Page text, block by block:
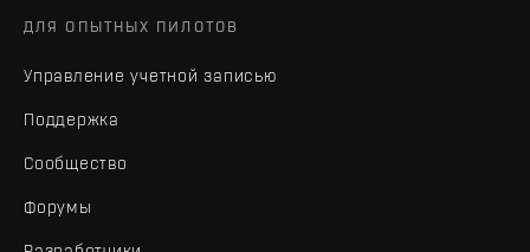
ДЛЯ ОПЫТНЫХ ПИЛОТОВ
Управление учетной записью
Поддержка
Сообщество
Форумы